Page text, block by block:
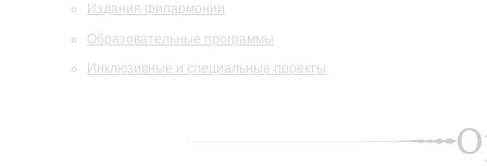
Издания филармонии
Образовательные программы
Инклюзивные и специальные проекты